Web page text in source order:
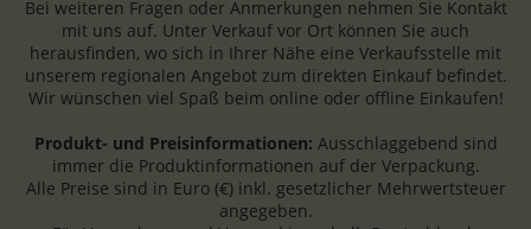
Bei weiteren Fragen oder Anmerkungen nehmen Sie Kontakt
mit uns auf. Unter Verkauf vor Ort können Sie auch
herausfinden, wo sich in Ihrer Nähe eine Verkaufsstelle mit
unserem regionalen Angebot zum direkten Einkauf befindet.
Wir wünschen viel Spaß beim online oder offline Einkaufen!
Produkt- und Preisinformationen: Ausschlaggebend sind
immer die Produktinformationen auf der Verpackung.
Alle Preise sind in Euro (€) inkl. gesetzlicher Mehrwertsteuer
angegeben.